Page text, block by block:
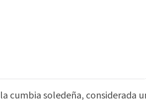
la cumbia soledeña, considerada